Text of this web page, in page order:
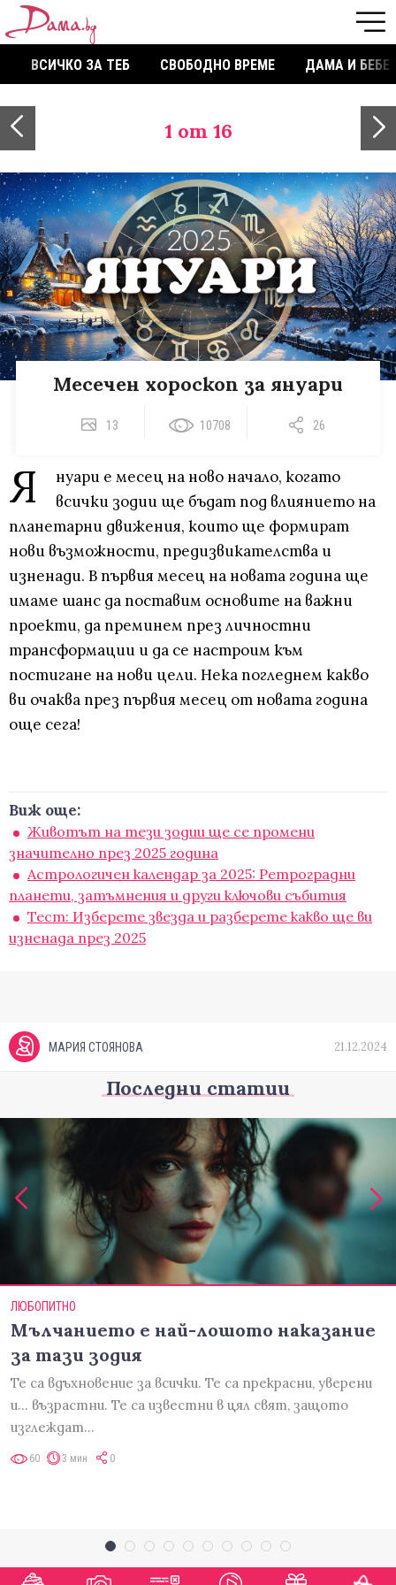
ВСИЧКО ЗА ТЕБ СВОБОДНО ВРЕМЕ ДАМА И БЕБЕ
1 от 16
Месечен хороскоп за януари
13 10708 26
Я
нуари е месец на ново начало, когато
всички зодии ще бъдат под влиянието на
планетарни движения, които ще формират
нови възможности, предизвикателства и
изненади. В първия месец на новата година ще
имаме шанс да поставим основите на важни
проекти, да преминем през личностни
трансформации и да се настроим към
постигане на нови цели. Нека погледнем какво
ви очаква през първия месец от новата година
още сега!
Виж още:
Животът на тези зодии ще се промени
значително през 2025 година
Астрологичен календар за 2025: Ретроградни
планети, затъмнения и други ключови събития
Тест: Изберете звезда и разберете какво ще ви
изненада през 2025
МАРИЯ СТОЯНОВА 21.12.2024
Последни статии
ЛЮБОПИТНО
Мълчанието е най-лошото наказание
за тази зодия
Те са вдъхновение за всички. Те са прекрасни, уверени
и... възрастни. Те са известни в цял свят, защото
изглеждат…
60 3 мин 0